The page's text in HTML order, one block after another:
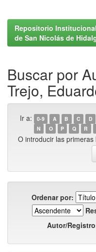
Repositorio
de San Nicolás de
Buscar por
Trejo,
Ir a: 0-9 A B C D
N
O P Q R
O introducir las primeras
Ordenar por:
Autor/